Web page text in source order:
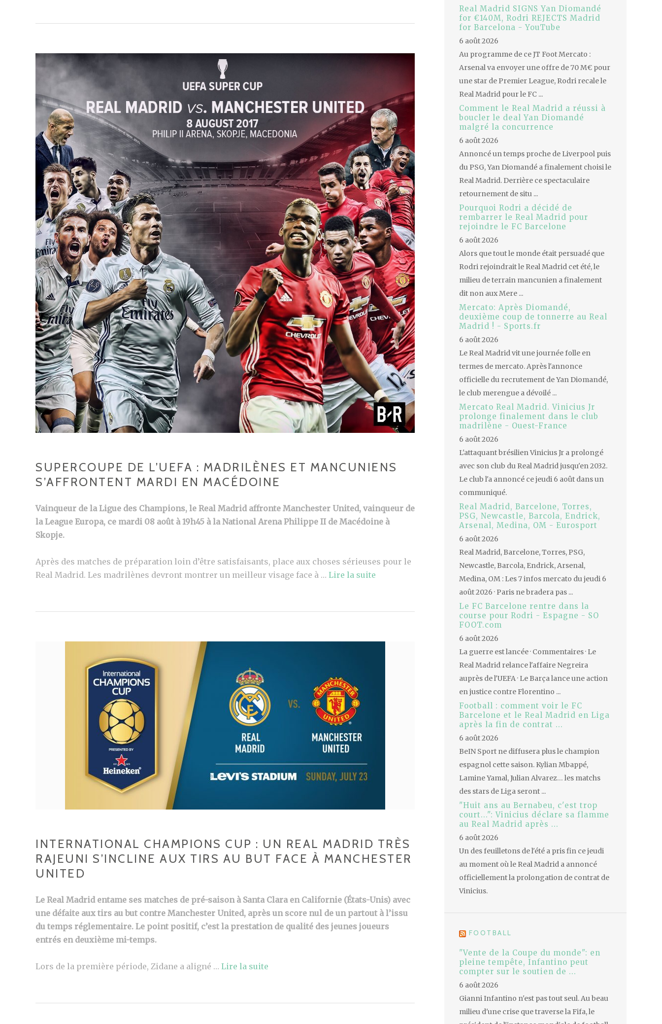
SUPERCOUPE DE L’UEFA : MADRILÈNES ET MANCUNIENS
S’AFFRONTENT MARDI EN MACÉDOINE
Vainqueur de la Ligue des Champions, le Real Madrid affronte Manchester United, vainqueur de
la League Europa, ce mardi 08 août à 19h45 à la National Arena Philippe II de Macédoine à
Skopje.
Après des matches de préparation loin d’être satisfaisants, place aux choses sérieuses pour le
Real Madrid. Les madrilènes devront montrer un meilleur visage face à … Lire la suite
INTERNATIONAL CHAMPIONS CUP : UN REAL MADRID TRÈS
RAJEUNI S’INCLINE AUX TIRS AU BUT FACE À MANCHESTER
UNITED
Le Real Madrid entame ses matches de pré-saison à Santa Clara en Californie (États-Unis) avec
une défaite aux tirs au but contre Manchester United, après un score nul de un partout à l’issu
du temps réglementaire. Le point positif, c’est la prestation de qualité des jeunes joueurs
entrés en deuxième mi-temps.
Lors de la première période, Zidane a aligné … Lire la suite
Real Madrid SIGNS Yan Diomandé
for €140M, Rodri REJECTS Madrid
for Barcelona - YouTube
6 août 2026
Au programme de ce JT Foot Mercato :
Arsenal va envoyer une offre de 70 M€ pour
une star de Premier League, Rodri recale le
Real Madrid pour le FC ...
Comment le Real Madrid a réussi à
boucler le deal Yan Diomandé
malgré la concurrence
6 août 2026
Annoncé un temps proche de Liverpool puis
du PSG, Yan Diomandé a finalement choisi le
Real Madrid. Derrière ce spectaculaire
retournement de situ ...
Pourquoi Rodri a décidé de
rembarrer le Real Madrid pour
rejoindre le FC Barcelone
6 août 2026
Alors que tout le monde était persuadé que
Rodri rejoindrait le Real Madrid cet été, le
milieu de terrain mancunien a finalement
dit non aux Mere ...
Mercato: Après Diomandé,
deuxième coup de tonnerre au Real
Madrid ! - Sports.fr
6 août 2026
Le Real Madrid vit une journée folle en
termes de mercato. Après l'annonce
officielle du recrutement de Yan Diomandé,
le club merengue a dévoilé ...
Mercato Real Madrid. Vinicius Jr
prolonge finalement dans le club
madrilène - Ouest-France
6 août 2026
L'attaquant brésilien Vinicius Jr a prolongé
avec son club du Real Madrid jusqu'en 2032.
Le club l'a annoncé ce jeudi 6 août dans un
communiqué.
Real Madrid, Barcelone, Torres,
PSG, Newcastle, Barcola, Endrick,
Arsenal, Medina, OM - Eurosport
6 août 2026
Real Madrid, Barcelone, Torres, PSG,
Newcastle, Barcola, Endrick, Arsenal,
Medina, OM : Les 7 infos mercato du jeudi 6
août 2026 · Paris ne bradera pas ...
Le FC Barcelone rentre dans la
course pour Rodri - Espagne - SO
FOOT.com
6 août 2026
La guerre est lancée · Commentaires · Le
Real Madrid relance l'affaire Negreira
auprès de l'UEFA · Le Barça lance une action
en justice contre Florentino ...
Football : comment voir le FC
Barcelone et le Real Madrid en Liga
après la fin de contrat ...
6 août 2026
BeIN Sport ne diffusera plus le champion
espagnol cette saison. Kylian Mbappé,
Lamine Yamal, Julian Alvarez… les matchs
des stars de Liga seront ...
"Huit ans au Bernabeu, c'est trop
court...": Vinicius déclare sa flamme
au Real Madrid après ...
6 août 2026
Un des feuilletons de l'été a pris fin ce jeudi
au moment où le Real Madrid a annoncé
officiellement la prolongation de contrat de
Vinicius.
FOOTBALL
"Vente de la Coupe du monde": en
pleine tempête, Infantino peut
compter sur le soutien de ...
6 août 2026
Gianni Infantino n'est pas tout seul. Au beau
milieu d'une crise que traverse la Fifa, le